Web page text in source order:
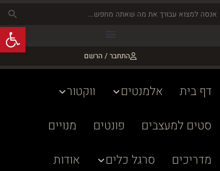
התחבר / הרשם
דף בית אלמנטים
ווקטור
סטים למעצבים
פונטים
מנויים
מדריכים
סרגל כלים
אודות